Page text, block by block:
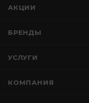
АКЦИИ
БРЕНДЫ
УСЛУГИ
КОМПАНИЯ